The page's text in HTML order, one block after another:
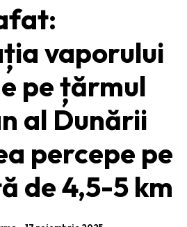
vaporului
pe țărmul
al Dunării
percepe pe
de 4,5-5 km